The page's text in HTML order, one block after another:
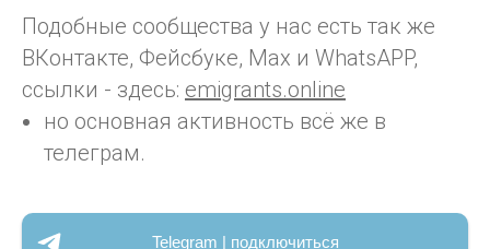
Подобные сообщества у нас есть так же
ВКонтакте, Фейсбуке, Max и WhatsAPP,
ссылки - здесь: emigrants.online
но основная активность всё же в
телеграм.
Telegram | подключиться